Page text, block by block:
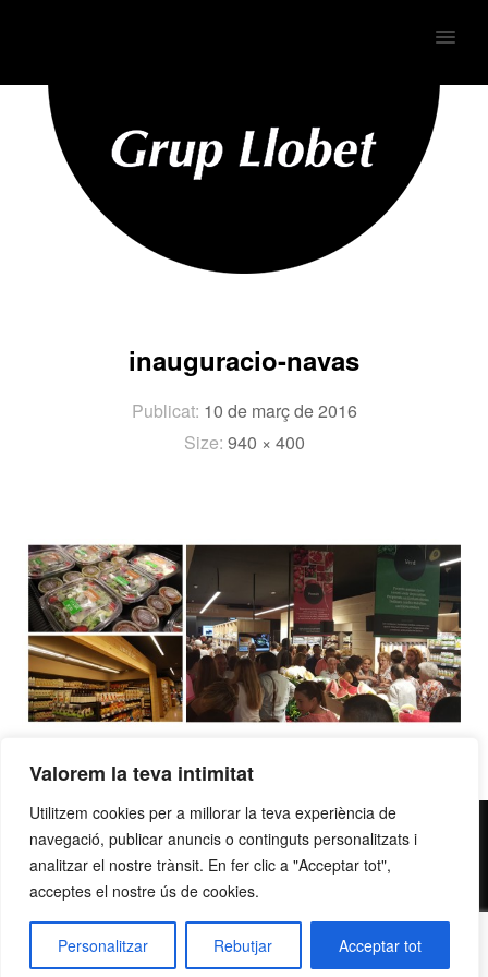
Valorem la teva intimitat
Utilitzem cookies per a millorar la teva experiència de
navegació, publicar anuncis o continguts personalitzats i
analitzar el nostre trànsit. En fer clic a "Acceptar tot",
acceptes el nostre ús de cookies.
Personalitzar Rebutjar Acceptar tot
MENU
inauguracio-navas
Publicat: 10 de març de 2016
Size: 940 × 400
contacte@grupllobet.com| Política de privacitat|Donar-
me de baixa| T. 93 878 80 78 | Ctra. Manresa a Berga km
2,7 | 08272 Sant Fruitós de Bages